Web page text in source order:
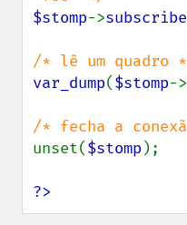
$stomp->subscribe
var_dump($stomp->
unset($stomp );
?>